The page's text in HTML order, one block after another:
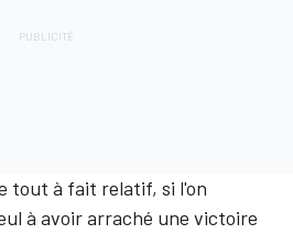
tout à fait relatif, si l'on
à avoir arraché une victoire